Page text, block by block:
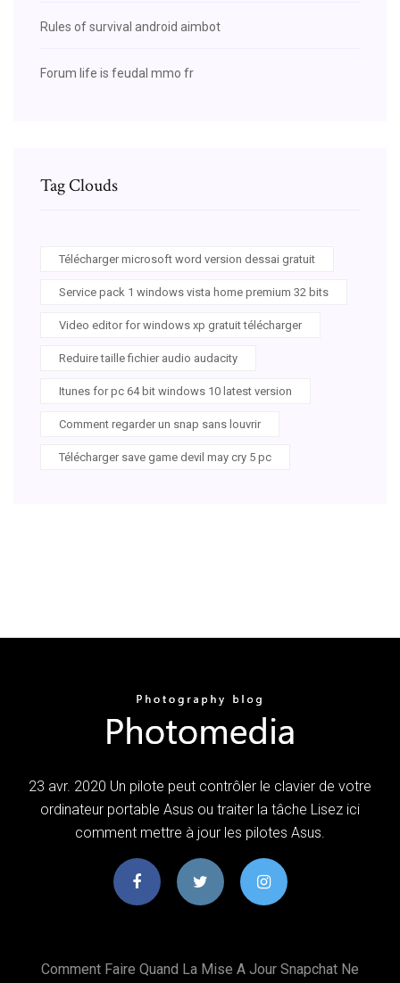
Rules of survival android aimbot
Forum life is feudal mmo fr
Tag Clouds
Télécharger microsoft word version dessai gratuit
Service pack 1 windows vista home premium 32 bits
Video editor for windows xp gratuit télécharger
Reduire taille fichier audio audacity
Itunes for pc 64 bit windows 10 latest version
Comment regarder un snap sans louvrir
Télécharger save game devil may cry 5 pc
23 avr. 2020 Un pilote peut contrôler le clavier de votre
ordinateur portable Asus ou traiter la tâche Lisez ici
comment mettre à jour les pilotes Asus.
Comment Faire Quand La Mise A Jour Snapchat Ne